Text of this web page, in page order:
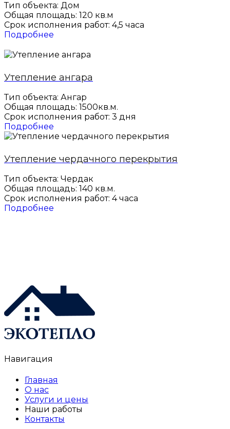
Тип объекта: Дом
Общая площадь: 120 кв.м
Срок исполнения работ: 4,5 часа
Подробнее
Утепление ангара
Тип объекта: Ангар
Общая площадь: 1500кв.м.
Срок исполнения работ: 3 дня
Подробнее
Утепление чердачного перекрытия
Тип объекта: Чердак
Общая площадь: 140 кв.м.
Срок исполнения работ: 4 часа
Подробнее
Навигация
Главная
О нас
Услуги и цены
Наши работы
Контакты